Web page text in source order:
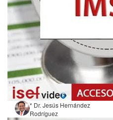
* Dr. Jesús Hernández
Rodríguez